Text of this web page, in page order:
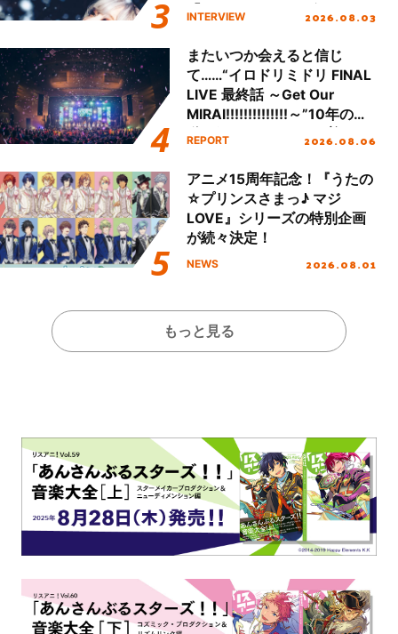
「Amore」インタビュー
INTERVIEW 2026.08.03
またいつか会えると信じ
て……“イロドリミドリ FINAL
LIVE 最終話 ～Get Our
MIRAI!!!!!!!!!!!!!!～”10年の活
動を経てファイナルを迎える
REPORT 2026.08.06
アニメ15周年記念！『うたの
☆プリンスさまっ♪ マジ
LOVE』シリーズの特別企画
が続々決定！
NEWS 2026.08.01
もっと見る